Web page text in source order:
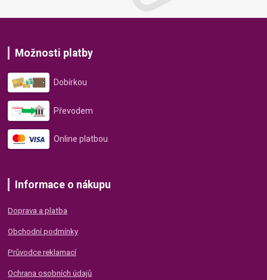
Možnosti platby
Dobírkou
Převodem
Online platbou
Informace o nákupu
Doprava a platba
Obchodní podmínky
Průvodce reklamací
Ochrana osobních údajů